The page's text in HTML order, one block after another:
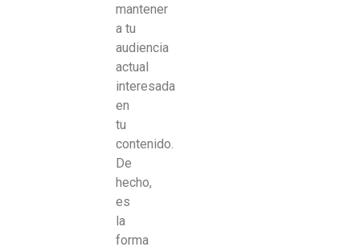
mantener
a tu
audiencia
actual
interesada
en
tu
contenido.
De
hecho,
es
la
forma